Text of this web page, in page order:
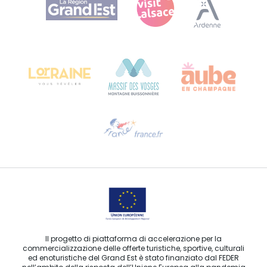
Bureau de Colmar (sede operativa)
Contattaci per e-mail
Il progetto di piattaforma di accelerazione per la
commercializzazione delle offerte turistiche, sportive, culturali
ed enoturistiche del Grand Est è stato finanziato dal FEDER